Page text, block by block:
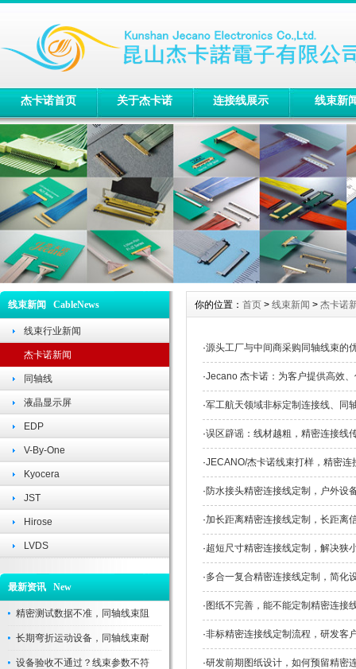
杰卡诺首页 关于杰卡诺 连接线展示 线束新
线束新闻 CableNews
线束行业新闻
杰卡诺新闻
同轴线
液晶显示屏
EDP
V-By-One
Kyocera
JST
Hirose
LVDS
最新资讯 New
精密测试数据不准，同轴线束阻
长期弯折运动设备，同轴线束耐
设备验收不通过？线束参数不符
你的位置： 首页 > 线束新闻 > 杰卡诺
·源头工厂与中间商采购同轴线束的
·Jecano 杰卡诺：为客户提供高效
·军工航天领域非标定制连接线、同
·误区辟谣：线材越粗，精密连接线
·JECANO/杰卡诺线束打样，精密
·防水接头精密连接线定制，户外设
·加长距离精密连接线定制，长距离
·超短尺寸精密连接线定制，解决狭
·多合一复合精密连接线定制，简化
· 图纸不完善，能不能定制精密连接
·非标精密连接线定制流程，研发客
·研发前期图纸设计，如何预留精密